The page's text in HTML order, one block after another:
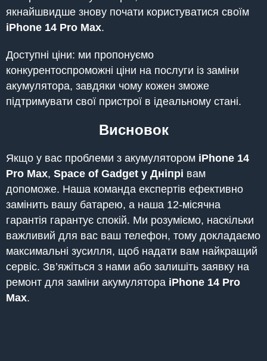
якнайшвидше знову почати користуватися своїм
iPhone 14 Pro Max.
Доступні ціни: ми пропонуємо
конкурентоспроможні ціни на послуги із заміни
акумулятора, завдяки чому кожен зможе
підтримувати свої пристрої в ідеальному стані.
Висновок
Якщо у вас проблеми з акумулятором iPhone 14
Pro Max, Space of Gadget у Дніпрі вам
допоможе. Наша команда експертів ефективно
замінить вашу батарею, а наша 12-місячна
гарантія гарантує спокій. Ми розуміємо, наскільки
важливий для вас ваш телефон, тому докладаємо
максимальні зусилля, щоб надати вам найкращий
сервіс. Зв’яжіться з нами або залишіть заявку на
ремонт для заміни акумулятора iPhone 14 Pro
Max.